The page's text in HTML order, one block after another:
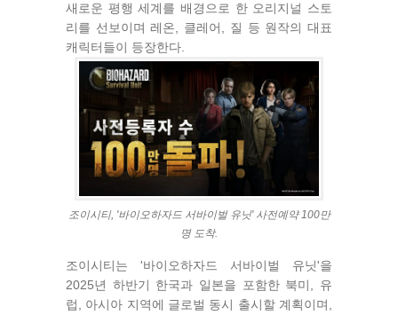
새로운 평행 세계를 배경으로 한 오리지널 스토
리를 선보이며 레온, 클레어, 질 등 원작의 대표
캐릭터들이 등장한다.
조이시티, '바이오하자드 서바이벌 유닛' 사전예약 100만
명 도착.
조이시티는 '바이오하자드 서바이벌 유닛'을
2025년 하반기 한국과 일본을 포함한 북미, 유
럽, 아시아 지역에 글로벌 동시 출시할 계획이며,